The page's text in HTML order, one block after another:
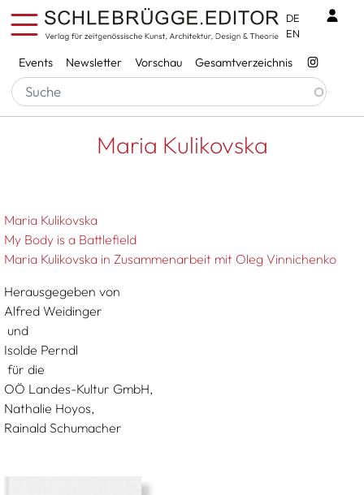
Direkt zum Inhalt
Services
Events Newsletter Vorschau Gesamtverzeichnis
DE
EN
Pfadnavigation
Startseite Maria Kulikovska
Maria Kulikovska
Maria Kulikovska
My Body is a Battlefield
Maria Kulikovska in Zusammenarbeit mit Oleg Vinnichenko
Herausgegeben von
Alfred Weidinger
und
Isolde Perndl
für die
OÖ Landes-Kultur GmbH,
Nathalie Hoyos,
Rainald Schumacher